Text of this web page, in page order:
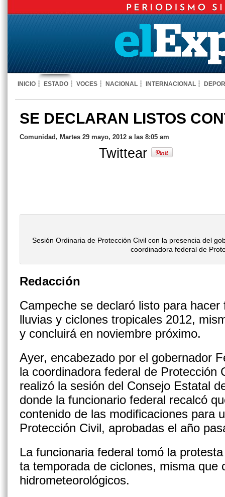
INICIO ESTADO VOCES NACIONAL INTERNACIONAL
SE DECLARAN LISTOS
Comunidad, Martes 29 mayo, 2012 a las 8:05 am
Twittear
Sesión Ordinaria de Protección Civil con la presencia del
coordinadora federal de
Redacción
Campeche se declaró listo para
lluvias y ciclones tropicales 2012,
y concluirá en no­viembre próximo.
Ayer, encabezado por el gober­nador
la coordinadora federal de Protección
realizó la sesión del Consejo Estatal
donde la funcionario federal recalcó
contenido de las modificaciones pa­ra
Protec­ción Civil, aprobadas el año
La funcionaria federal tomó la
ta temporada de ciclones, mis­ma que
hidrometeorológicos.